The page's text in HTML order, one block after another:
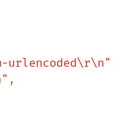
urlencoded\r\n"
,